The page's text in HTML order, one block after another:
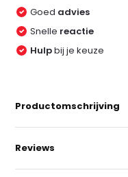
Goed advies
Snelle reactie
Hulpbij je keuze
Productomschrijving
Reviews